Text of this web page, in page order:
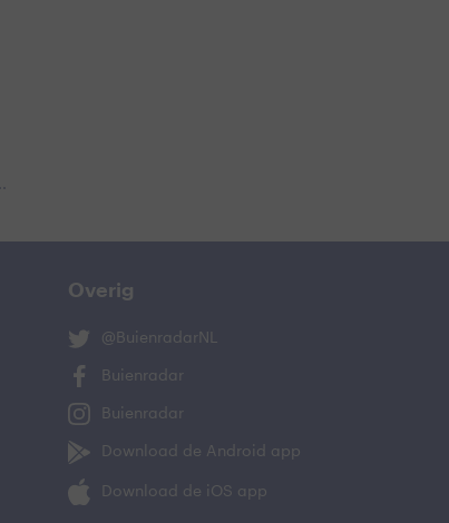
Overig
@BuienradarNL
Buienradar
Buienradar
Download de Android app
Download de iOS app